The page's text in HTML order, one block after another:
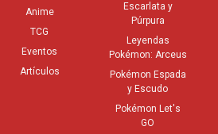
Anime
TCG
Eventos
Artículos
Escarlata y
Púrpura
Leyendas
Pokémon: Arceus
Pokémon Espada
y Escudo
Pokémon Let's
GO